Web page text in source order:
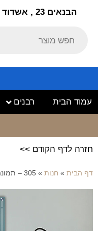
הבנאים 23 , אשדוד
עמוד הבית רבנים
חזרה לדף הקודם >>
דף הבית » חנות » 305 – תמונה של הרבי הריי"ץ – רבי יוסף יצחק שניאורסון